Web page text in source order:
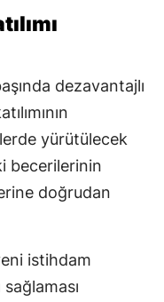
dezavantajlı
yürütülecek
becerilerinin
doğrudan
istihdam